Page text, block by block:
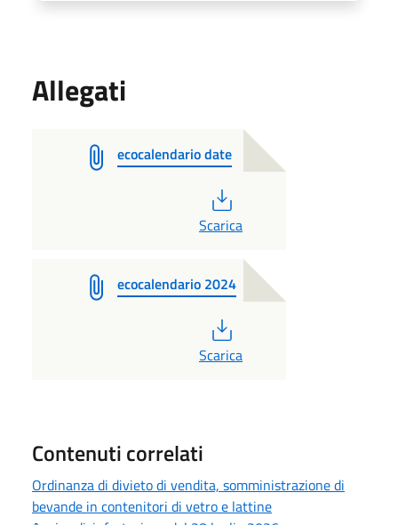
Allegati
ecocalendario date
Scarica
ecocalendario 2024
Scarica
Contenuti correlati
Ordinanza di divieto di vendita, somministrazione di
bevande in contenitori di vetro e lattine